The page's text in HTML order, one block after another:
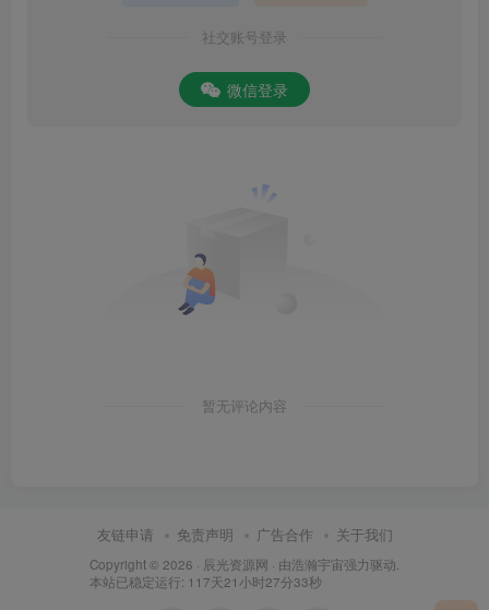
社交账号登录
微信登录
暂无评论内容
友链申请 免责声明 广告合作 关于我们
Copyright © 2026 · 辰光资源网 · 由浩瀚宇宙强力驱动.
本站已稳定运行: 117天21小时27分33秒